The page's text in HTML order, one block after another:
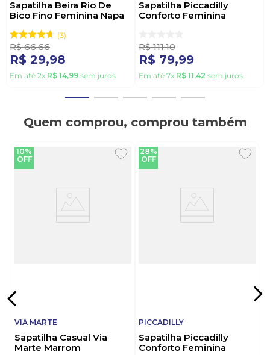
Sapatilha Beira Rio De
Bico Fino Feminina Napa
White
3
R$ 66,66
R$ 29,98
Em até 2x R$ 14,99 sem juros
Sapatilha Piccadilly
Conforto Feminina
R$ 111,10
R$ 79,99
Em até 7x R$ 11,42 sem juros
Quem comprou, comprou também
10%
OFF
VIA MARTE
Sapatilha Casual Via
Marte Marrom
28%
OFF
PICCADILLY
Sapatilha Piccadilly
Conforto Feminina